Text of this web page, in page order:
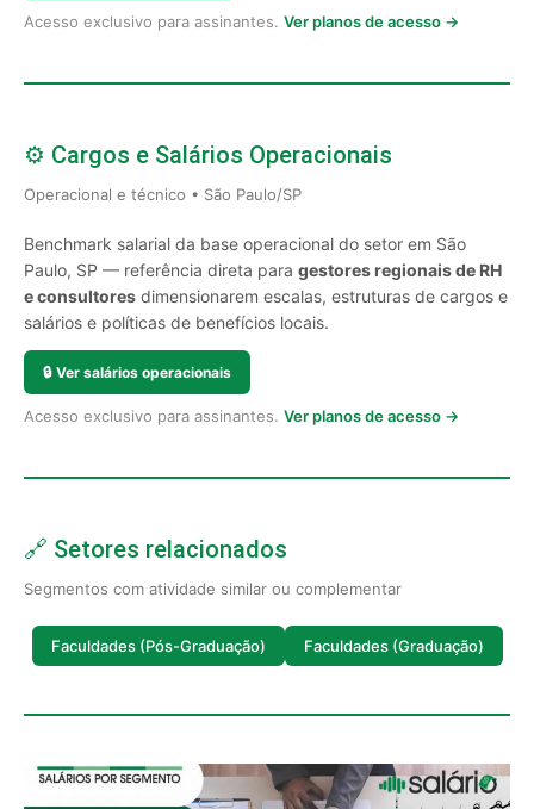
Acesso exclusivo para assinantes. Ver planos de acesso →
⚙️ Cargos e Salários Operacionais
Operacional e técnico • São Paulo/SP
Benchmark salarial da base operacional do setor em São
Paulo, SP — referência direta para gestores regionais de RH
e consultores dimensionarem escalas, estruturas de cargos e
salários e políticas de benefícios locais.
🔒 Ver salários operacionais
Acesso exclusivo para assinantes. Ver planos de acesso →
🔗 Setores relacionados
Segmentos com atividade similar ou complementar
Faculdades (Pós-Graduação) Faculdades (Graduação)